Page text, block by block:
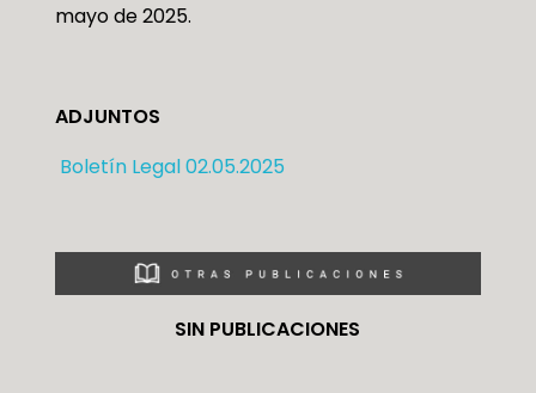
mayo de 2025.
ADJUNTOS
Boletín Legal 02.05.2025
SIN PUBLICACIONES